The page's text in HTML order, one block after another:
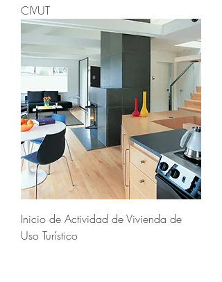
CIVUT
Inicio de Actividad de Vivienda de
Uso Turístico